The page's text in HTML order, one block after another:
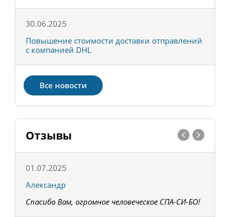
30.06.2025
Повышение стоимости доставки отправлений
с компанией DHL
Все новости
Отзывы
01.07.2025
Александр
Спасибо Вам, огромное человеческое СПА-СИ-БО!